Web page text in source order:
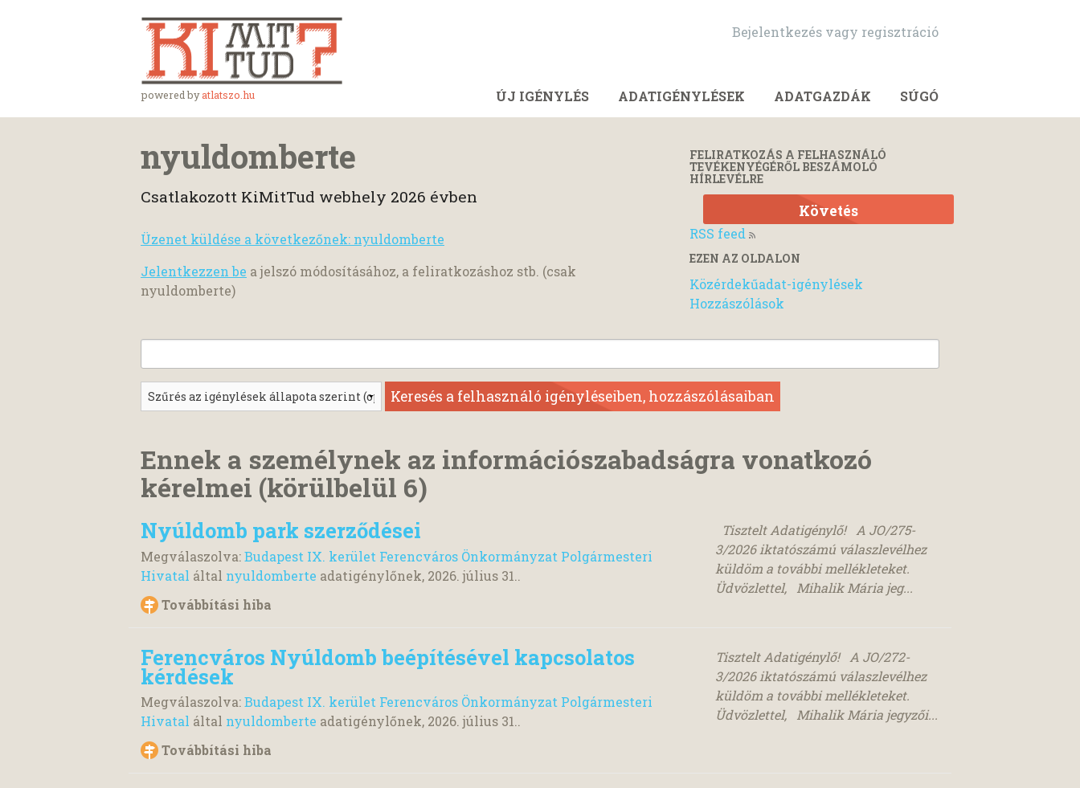
powered byatlatszo.hu
Bejelentkezés vagy regisztráció
ÚJ IGÉNYLÉS ADATIGÉNYLÉSEK ADATGAZDÁK SÚGÓ
FELIRATKOZÁS A FELHASZNÁLÓ
TEVÉKENYÉGÉRŐL BESZÁMOLÓ
HÍRLEVÉLRE
Követés
RSS feed
EZEN AZ OLDALON
Közérdekűadat-igénylések
Hozzászólások
nyuldomberte
Csatlakozott KiMitTud webhely 2026 évben
Üzenet küldése a következőnek: nyuldomberte
Jelentkezzen be a jelszó módosításához, a feliratkozáshoz stb. (csak
nyuldomberte)
Ennek a személynek az információszabadságra vonatkozó
kérelmei (körülbelül 6)
Nyúldomb park szerződései
Megválaszolva:Budapest IX. kerület Ferencváros Önkormányzat Polgármesteri
Hivatal által nyuldomberte adatigénylőnek, 2026. július 31..
Továbbítási hiba
Tisztelt Adatigénylő! A JO/275-
3/2026 iktatószámú válaszlevélhez
küldöm a további mellékleteket.
Üdvözlettel, Mihalik Mária jeg...
Ferencváros Nyúldomb beépítésével kapcsolatos
kérdések
Megválaszolva:Budapest IX. kerület Ferencváros Önkormányzat Polgármesteri
Hivatal által nyuldomberte adatigénylőnek, 2026. július 31..
Továbbítási hiba
Tisztelt Adatigénylő! A JO/272-
3/2026 iktatószámú válaszlevélhez
küldöm a további mellékleteket.
Üdvözlettel, Mihalik Mária jegyzői...